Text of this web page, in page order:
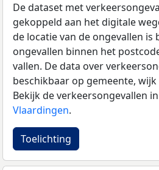
De dataset met
gekoppeld aan het digitale
de locatie van de ongevallen is
ongevallen binnen het
vallen. De data over
beschikbaar op gemeente,
Bekijk de verkeersongevallen
Vlaardingen.
Toelichting